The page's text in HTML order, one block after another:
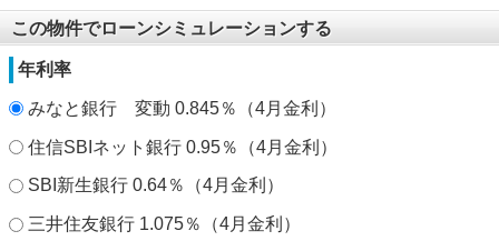
この物件でローンシミュレーションする
年利率
みなと銀行 変動 0.845％（4月金利）
住信SBIネット銀行 0.95％（4月金利）
SBI新生銀行 0.64％（4月金利）
三井住友銀行 1.075％（4月金利）